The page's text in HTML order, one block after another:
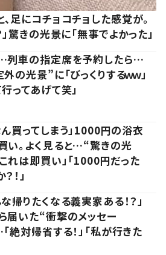
足にコチョコチョした感覚が。
驚きの光景に「無事でよかった」
列車の指定席を予約したら…
の光景”に「びっくりするｗｗ」
行ってあげて笑」
ん買ってしまう」1000円の浴衣
い。よく見ると…“驚きの光
れは即買い」「1000円だった
！」
帰りたくなる義実家ある！？」
届いた“衝撃のメッセー
絶対帰省する！」「私が行きた